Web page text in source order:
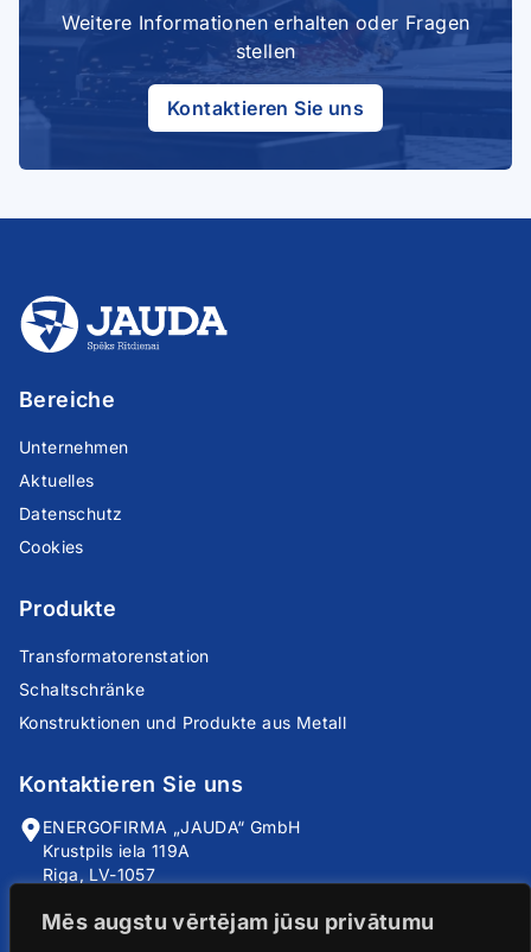
Mēs augstu vērtējam jūsu privātumu
Weitere Informationen erhalten oder Fragen
stellen
Kontaktieren Sie uns
Bereiche
Unternehmen
Aktuelles
Datenschutz
Cookies
Produkte
Transformatorenstation
Schaltschränke
Konstruktionen und Produkte aus Metall
Kontaktieren Sie uns
ENERGOFIRMA „JAUDA“ GmbH
Krustpils iela 119A
Riga, LV-1057
info@jauda.com